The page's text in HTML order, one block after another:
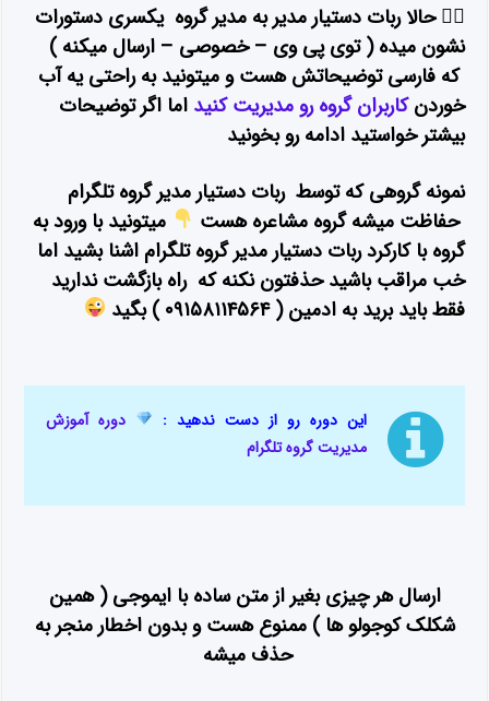
۴⃣ حالا ربات دستیار مدیر به مدیر گروه یکسری دستورات
نشون میده ( توی پی وی – خصوصی – ارسال میکنه )
که فارسی توضیحاتش هست و میتونید به راحتی یه آب
خوردنکاربران گروه رو مدیریت کنیداما اگر توضیحات
بیشتر خواستید ادامه رو بخونید
نمونه گروهی که توسط ربات دستیار مدیر گروه تلگرام
حفاظت میشه گروه مشاعره هست
میتونید با ورود به
گروه با کارکرد ربات دستیار مدیر گروه تلگرام اشنا بشید اما
خب مراقب باشید حذفتون نکنه که راه بازگشت ندارید
فقط باید برید به ادمین ( ۰۹۱۵۸۱۱۴۵۶۴ ) بگید
این دوره رو از دست ندهید :
دوره آموزش
مدیریت گروه تلگرام
ارسال هر چیزی بغیر از متن ساده با ایموجی ( همین
شکلک کوجولو ها ) ممنوع هست و بدون اخطار منجر به
حذف میشه